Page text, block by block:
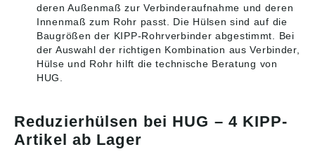
deren Außenmaß zur Verbinderaufnahme und deren
Innenmaß zum Rohr passt. Die Hülsen sind auf die
Baugrößen der KIPP-Rohrverbinder abgestimmt. Bei
der Auswahl der richtigen Kombination aus Verbinder,
Hülse und Rohr hilft die technische Beratung von
HUG.
Reduzierhülsen bei HUG – 4 KIPP-
Artikel ab Lager